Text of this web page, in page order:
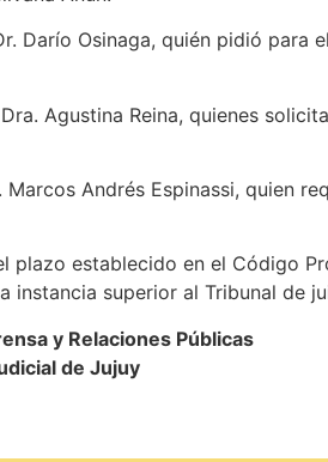
Darío Osinaga, quién pidió para
Agustina Reina, quienes
Andrés Espinassi, quien
establecido en el Código
instancia superior al Tribunal de
y Relaciones Públicas
de Jujuy